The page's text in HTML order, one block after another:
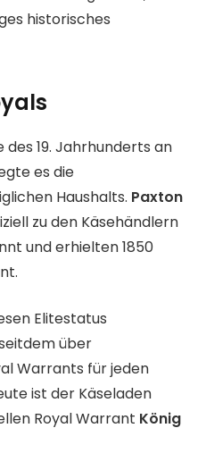
historisches
19. Jahrhunderts an
es die
Haushalts. Paxton
zu den Käsehändlern
und erhielten 1850
Elitestatus
über
Warrants für jeden
ist der Käseladen
Royal Warrant König